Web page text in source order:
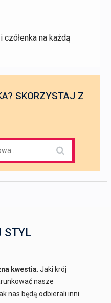
na każdą
SKORZYSTAJ Z
STYL
kwestia . Jaki krój
nasze
nas będą odbierali inni.